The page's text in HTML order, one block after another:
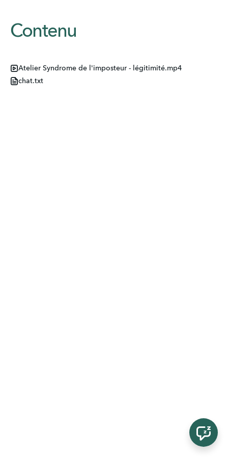
Contenu
Atelier Syndrome de l'imposteur - légitimité.mp4
chat.txt